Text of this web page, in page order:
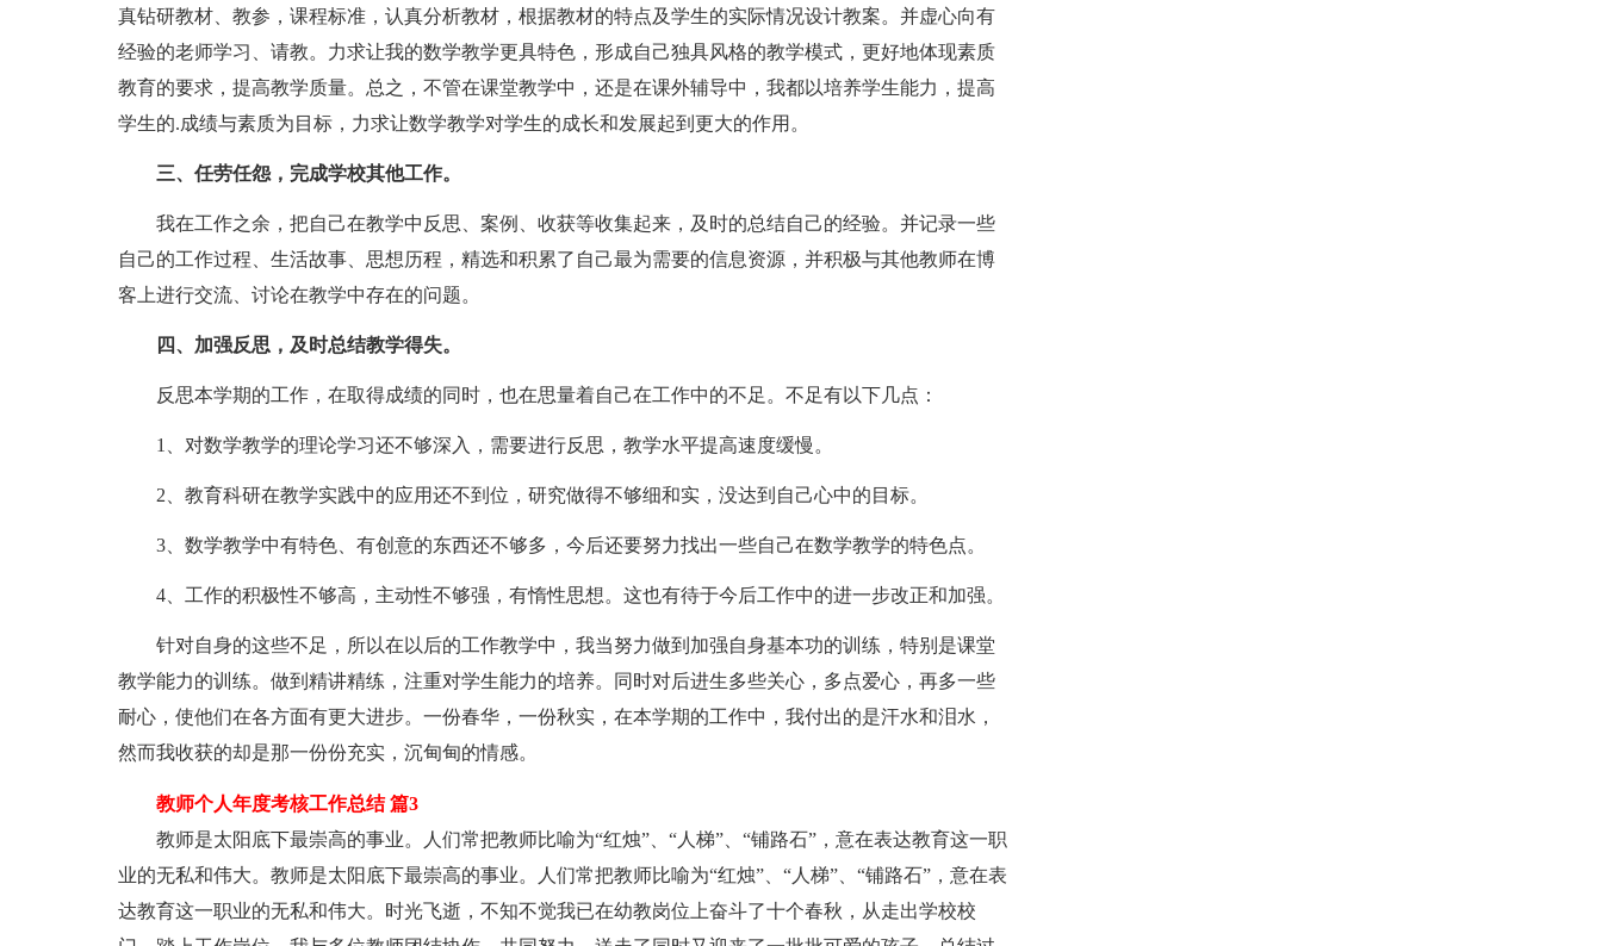
真钻研教材、教参，课程标准，认真分析教材，根据教材的特点及学生的实际情况设计教案。并虚心向有
经验的老师学习、请教。力求让我的数学教学更具特色，形成自己独具风格的教学模式，更好地体现素质
教育的要求，提高教学质量。总之，不管在课堂教学中，还是在课外辅导中，我都以培养学生能力，提高
学生的.成绩与素质为目标，力求让数学教学对学生的成长和发展起到更大的作用。
三、任劳任怨，完成学校其他工作。
我在工作之余，把自己在教学中反思、案例、收获等收集起来，及时的总结自己的经验。并记录一些
自己的工作过程、生活故事、思想历程，精选和积累了自己最为需要的信息资源，并积极与其他教师在博
客上进行交流、讨论在教学中存在的问题。
四、加强反思，及时总结教学得失。
反思本学期的工作，在取得成绩的同时，也在思量着自己在工作中的不足。不足有以下几点：
1、对数学教学的理论学习还不够深入，需要进行反思，教学水平提高速度缓慢。
2、教育科研在教学实践中的应用还不到位，研究做得不够细和实，没达到自己心中的目标。
3、数学教学中有特色、有创意的东西还不够多，今后还要努力找出一些自己在数学教学的特色点。
4、工作的积极性不够高，主动性不够强，有惰性思想。这也有待于今后工作中的进一步改正和加强。
针对自身的这些不足，所以在以后的工作教学中，我当努力做到加强自身基本功的训练，特别是课堂
教学能力的训练。做到精讲精练，注重对学生能力的培养。同时对后进生多些关心，多点爱心，再多一些
耐心，使他们在各方面有更大进步。一份春华，一份秋实，在本学期的工作中，我付出的是汗水和泪水，
然而我收获的却是那一份份充实，沉甸甸的情感。
教师个人年度考核工作总结 篇3
教师是太阳底下最崇高的事业。人们常把教师比喻为“红烛”、“人梯”、“铺路石”，意在表达教育这一职
业的无私和伟大。教师是太阳底下最崇高的事业。人们常把教师比喻为“红烛”、“人梯”、“铺路石”，意在表
达教育这一职业的无私和伟大。时光飞逝，不知不觉我已在幼教岗位上奋斗了十个春秋，从走出学校校